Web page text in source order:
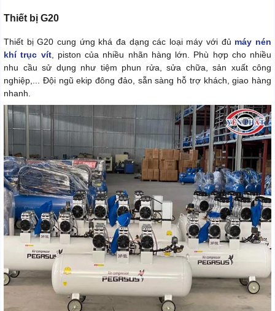
Thiết bị G20
Thiết bị G20 cung ứng khá đa dạng các loại máy với đủ máy nén
khí trục vít, piston của nhiều nhãn hàng lớn. Phù hợp cho nhiều
nhu cầu sử dụng như tiệm phun rửa, sửa chữa, sản xuất công
nghiệp,... Đội ngũ ekip đông đảo, sẵn sàng hỗ trợ khách, giao hàng
nhanh.